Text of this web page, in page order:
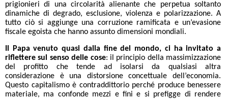
prigionieri di una circolarità alienante che perpetua soltanto
dinamiche di degrado, esclusione, violenza e polarizzazione. A
tutto ciò si aggiunge una corruzione ramificata e un’evasione
fiscale egoista che hanno assunto dimensioni mondiali.
Il Papa venuto quasi dalla fine del mondo, ci ha invitato a
riflettere sul senso delle cose: il principio della massimizzazione
del profitto che tende ad isolarsi da qualsiasi altra
considerazione è una distorsione concettuale dell’economia.
Questo capitalismo è contraddittorio perché produce benessere
materiale, ma confonde mezzi e fini e si prefigge di rendere